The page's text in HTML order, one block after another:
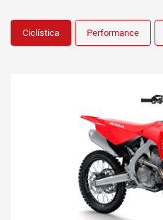
Ciclística Performance